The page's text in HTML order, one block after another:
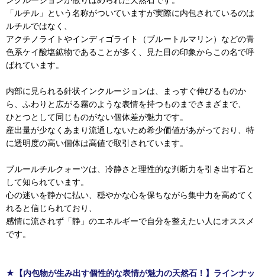
「ルチル」という名称がついていますが実際に内包されているのは
ルチルではなく、
アクチノライトやインディゴライト（ブルートルマリン）などの青
色系ケイ酸塩鉱物であることが多く、見た目の印象からこの名で呼
ばれています。
内部に見られる針状インクルージョンは、まっすぐ伸びるものか
ら、ふわりと広がる霧のような表情を持つものまでさまざまで、
ひとつとして同じものがない個体差が魅力です。
産出量が少なくあまり流通しないため希少価値があがっており、特
に透明度の高い個体は高値で取引されています。
ブルールチルクォーツは、冷静さと理性的な判断力を引き出す石と
して知られています。
心の迷いを静かに払い、穏やかな心を保ちながら集中力を高めてく
れると信じられており、
感情に流されず「静」のエネルギーで自分を整えたい人にオススメ
です。
★【内包物が生み出す個性的な表情が魅力の天然石！】ラインナッ